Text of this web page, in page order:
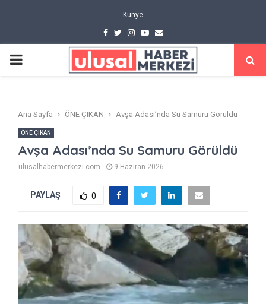
Künye
Facebook
TwitterInstagram
Youtube
Email
PRIMARY
Ana Sayfa ÖNE ÇIKAN Avşa Adası’nda Su Samuru Görüldü
ÖNE ÇIKAN
Avşa Adası’nda Su Samuru Görüldü
ulusalhabermerkezi.com 9 Haziran 2026
PAYLAŞ 0